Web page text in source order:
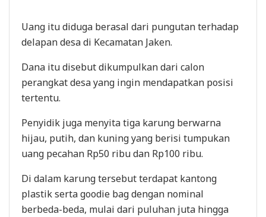
Uang itu diduga berasal dari pungutan terhadap
delapan desa di Kecamatan Jaken.
Dana itu disebut dikumpulkan dari calon
perangkat desa yang ingin mendapatkan posisi
tertentu.
Penyidik juga menyita tiga karung berwarna
hijau, putih, dan kuning yang berisi tumpukan
uang pecahan Rp50 ribu dan Rp100 ribu.
Di dalam karung tersebut terdapat kantong
plastik serta goodie bag dengan nominal
berbeda-beda, mulai dari puluhan juta hingga